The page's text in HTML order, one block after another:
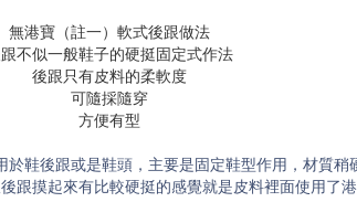
無港寶（註一）軟式後跟做法
不似一般鞋子的硬挺固定式作法
後跟只有皮料的柔軟度
可隨採隨穿
方便有型
於鞋後跟或是鞋頭，主要是固定鞋型作用，材質稍
跟摸起來有比較硬挺的感覺就是皮料裡面使用了